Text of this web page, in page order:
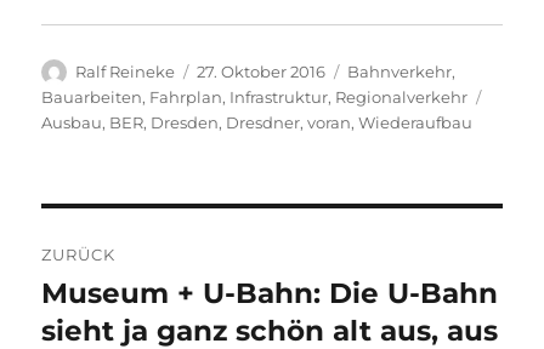
Autor
Ralf Reineke
Veröffentlicht
am
27. Oktober 2016 Kategorien
Bahnverkehr,
Bauarbeiten, Fahrplan, Infrastruktur, Regionalverkehr
Ausbau, BER, Dresden, Dresdner,voran,Wiederaufbau
ZURÜCK
Vorheriger
Beitrag:
Museum + U-Bahn: Die U-Bahn
sieht ja ganz schön alt aus, aus